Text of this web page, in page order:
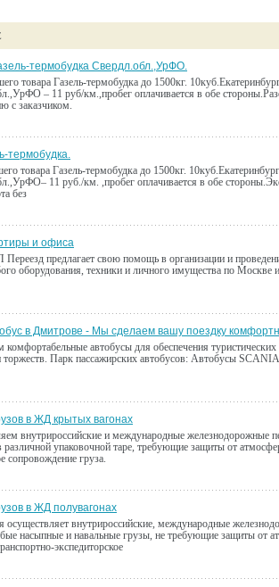
термобудка Свердл.обл.,УрФО.
товара Газель-термобудка до 1500кг.
– 11 руб/км.,пробег оплачивается в обе
с заказчиком.
термобудка.
товара Газель-термобудка до 1500кг.
11 руб./км. ,пробег оплачивается в обе
без
и офиса
предлагает свою помощь в организации и
оборудования, техники и личного имущества по Москве
в Дмитрове - Мы сделаем вашу поездку
автобусы для обеспечения
торжеств. Парк пассажирских автобусов: Автобусы
в ЖД крытых вагонах
внутрироссийские и международные железнодорожные
упаковочной таре, требующие защиты от
сопровождение груза.
в ЖД полувагонах
внутрироссийские, международные
насыпные и навальные грузы, не требующие защиты от
экспедиторское